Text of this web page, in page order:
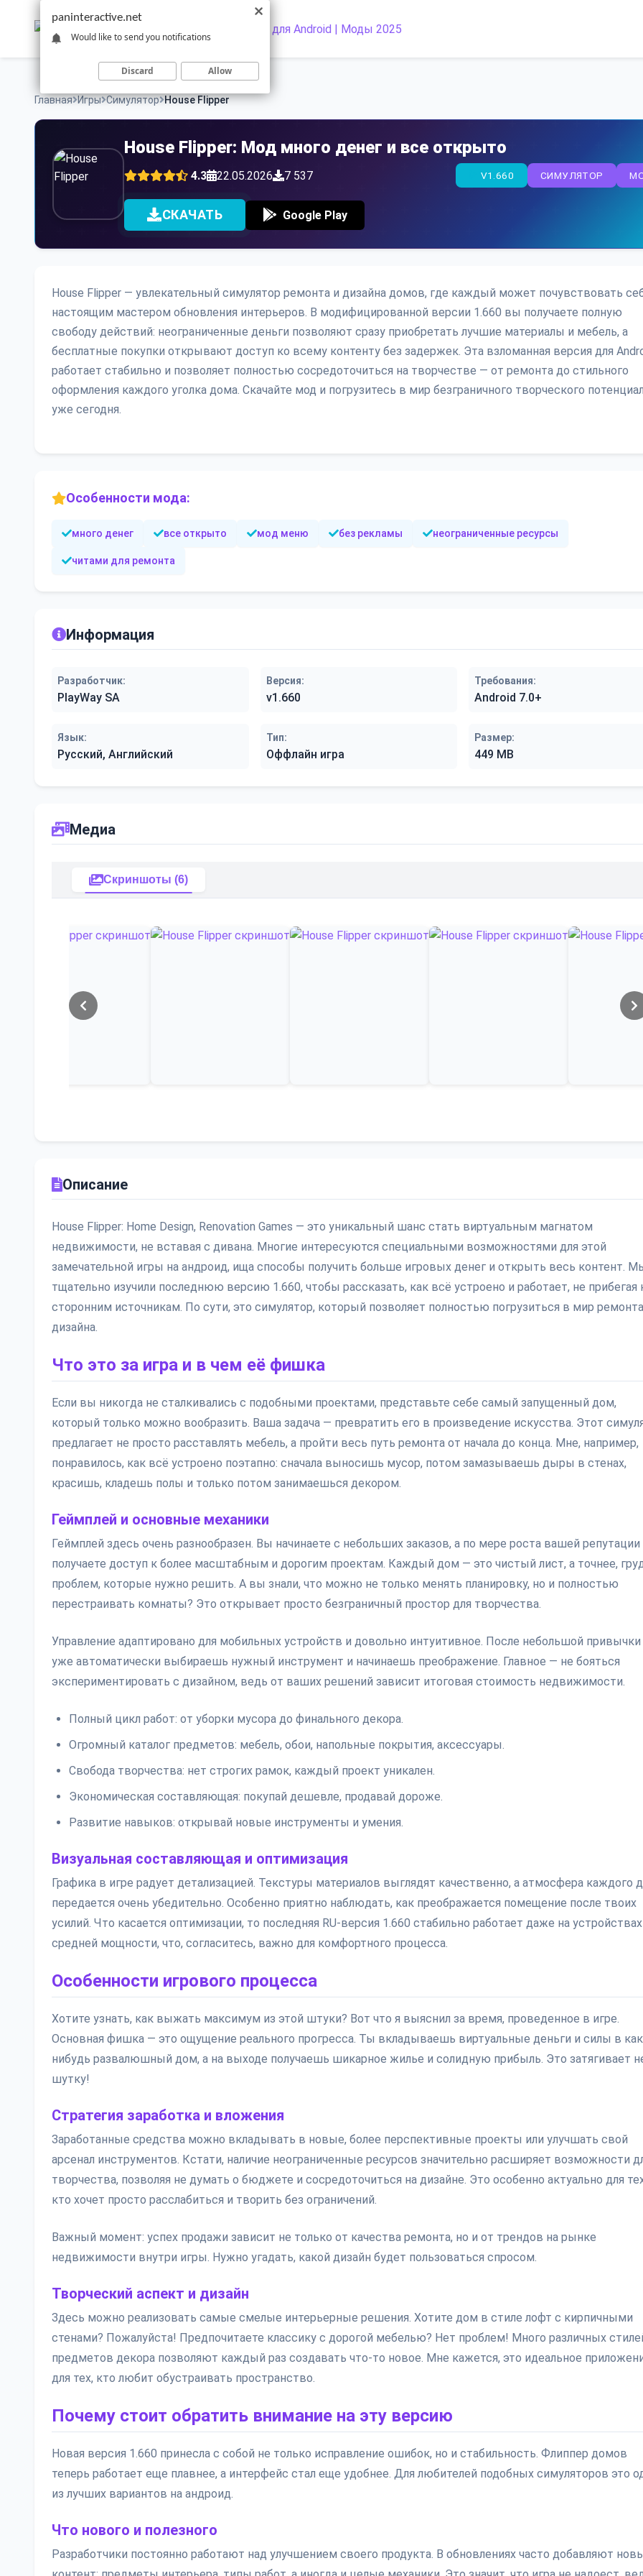
Главная Игры Симулятор House Flipper
House Flipper: Мод много денег и все открыто
4.3 22.05.2026 7 537 СИМУЛЯТОР
V1.660
СКАЧАТЬ Google Play
House Flipper — увлекательный симулятор ремонта и дизайна домов, где каждый может почувствовать
настоящим мастером обновления интерьеров. В модифицированной версии 1.660 вы получаете полную
свободу действий: неограниченные деньги позволяют сразу приобретать лучшие материалы и мебель, а
бесплатные покупки открывают доступ ко всему контенту без задержек. Эта взломанная версия для
работает стабильно и позволяет полностью сосредоточиться на творчестве — от ремонта до стильного
оформления каждого уголка дома. Скачайте мод и погрузитесь в мир безграничного творческого
уже сегодня.
Особенности мода:
много денег все открыто мод меню без рекламы неограниченные ресурсы
читами для ремонта
Информация
Разработчик:
PlayWay SA
Версия:
v1.660
Требования:
Android 7.0+
Язык:
Русский, Английский
Тип:
Оффлайн игра
Размер:
449 MB
Медиа
Скриншоты (6)
Описание
House Flipper: Home Design, Renovation Games — это уникальный шанс стать виртуальным магнатом
недвижимости, не вставая с дивана. Многие интересуются специальными возможностями для этой
замечательной игры на андроид, ища способы получить больше игровых денег и открыть весь контент.
тщательно изучили последнюю версию 1.660, чтобы рассказать, как всё устроено и работает, не прибегая
сторонним источникам. По сути, это симулятор, который позволяет полностью погрузиться в мир
дизайна.
Что это за игра и в чем её фишка
Если вы никогда не сталкивались с подобными проектами, представьте себе самый запущенный дом,
который только можно вообразить. Ваша задача — превратить его в произведение искусства. Этот
предлагает не просто расставлять мебель, а пройти весь путь ремонта от начала до конца. Мне, например,
понравилось, как всё устроено поэтапно: сначала выносишь мусор, потом замазываешь дыры в стенах,
красишь, кладешь полы и только потом занимаешься декором.
Геймплей и основные механики
Геймплей здесь очень разнообразен. Вы начинаете с небольших заказов, а по мере роста вашей репутации
получаете доступ к более масштабным и дорогим проектам. Каждый дом — это чистый лист, а точнее,
проблем, которые нужно решить. А вы знали, что можно не только менять планировку, но и полностью
перестраивать комнаты? Это открывает просто безграничный простор для творчества.
Управление адаптировано для мобильных устройств и довольно интуитивное. После небольшой
уже автоматически выбираешь нужный инструмент и начинаешь преображение. Главное — не бояться
экспериментировать с дизайном, ведь от ваших решений зависит итоговая стоимость недвижимости.
Полный цикл работ: от уборки мусора до финального декора.
Огромный каталог предметов: мебель, обои, напольные покрытия, аксессуары.
Свобода творчества: нет строгих рамок, каждый проект уникален.
Экономическая составляющая: покупай дешевле, продавай дороже.
Развитие навыков: открывай новые инструменты и умения.
Визуальная составляющая и оптимизация
Графика в игре радует детализацией. Текстуры материалов выглядят качественно, а атмосфера каждого
передается очень убедительно. Особенно приятно наблюдать, как преображается помещение после твоих
усилий. Что касается оптимизации, то последняя RU-версия 1.660 стабильно работает даже на устройствах
средней мощности, что, согласитесь, важно для комфортного процесса.
Особенности игрового процесса
Хотите узнать, как выжать максимум из этой штуки? Вот что я выяснил за время, проведенное в игре.
Основная фишка — это ощущение реального прогресса. Ты вкладываешь виртуальные деньги и силы в
нибудь развалюшный дом, а на выходе получаешь шикарное жилье и солидную прибыль. Это затягивает
шутку!
Стратегия заработка и вложения
Заработанные средства можно вкладывать в новые, более перспективные проекты или улучшать свой
арсенал инструментов. Кстати, наличие неограниченные ресурсов значительно расширяет возможности
творчества, позволяя не думать о бюджете и сосредоточиться на дизайне. Это особенно актуально для
кто хочет просто расслабиться и творить без ограничений.
Важный момент: успех продажи зависит не только от качества ремонта, но и от трендов на рынке
недвижимости внутри игры. Нужно угадать, какой дизайн будет пользоваться спросом.
Творческий аспект и дизайн
Здесь можно реализовать самые смелые интерьерные решения. Хотите дом в стиле лофт с кирпичными
стенами? Пожалуйста! Предпочитаете классику с дорогой мебелью? Нет проблем! Много различных
предметов декора позволяют каждый раз создавать что-то новое. Мне кажется, это идеальное
для тех, кто любит обустраивать пространство.
Почему стоит обратить внимание на эту версию
Новая версия 1.660 принесла с собой не только исправление ошибок, но и стабильность. Флиппер домов
теперь работает еще плавнее, а интерфейс стал еще удобнее. Для любителей подобных симуляторов это
из лучших вариантов на андроид.
Что нового и полезного
Разработчики постоянно работают над улучшением своего продукта. В обновлениях часто добавляют
paninteractive.net
Would like to send you notifications
Discard Allow